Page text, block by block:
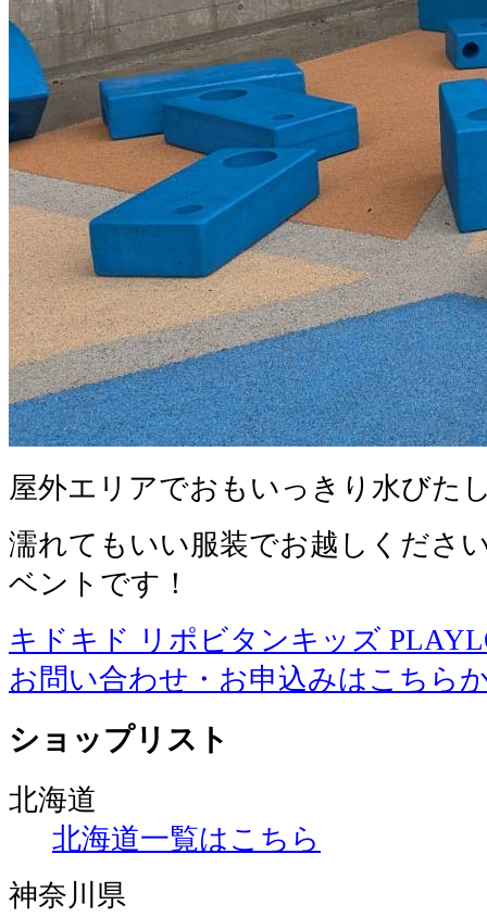
屋外エリアでおもいっきり水びた
濡れてもいい服装でお越しくださ
ベントです！
キドキド リポビタンキッズ
お問い合わせ・お申込みはこちら
ショップリスト
北海道
北海道一覧はこちら
神奈川県